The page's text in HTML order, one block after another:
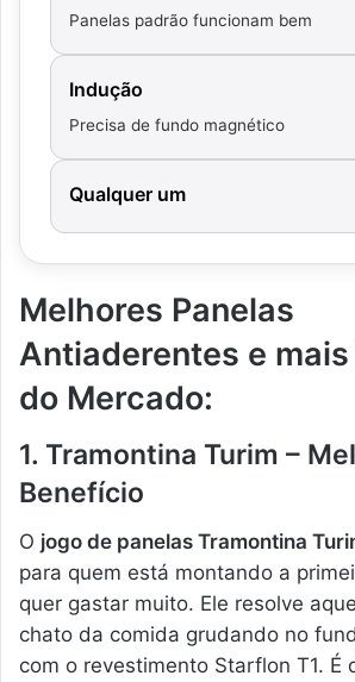
Panelas padrão funcionam bem
Indução
Precisa de fundo magnético
Qualquer um
Melhores Panelas
Antiaderentes e
do Mercado:
1. Tramontina Turim –
Benefício
O jogo de panelas Tramontina
para quem está montando a
quer gastar muito. Ele resolve
chato da comida grudando no
com o revestimento Starflon T1. É